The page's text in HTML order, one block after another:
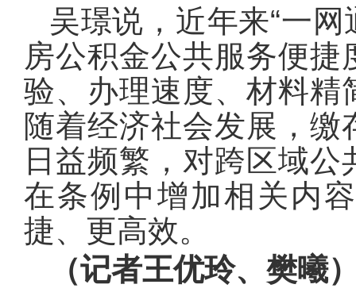
吴璟说，近年来“一网
房公积金公共服务便
验、办理速度、材料精
随着经济社会发展，
日益频繁，对跨区域
在条例中增加相关内
捷、更高效。
（记者王优玲、樊曦